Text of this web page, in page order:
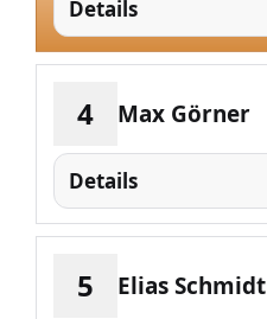
Details
4 Max Görner
Details
5 Elias Schmidt